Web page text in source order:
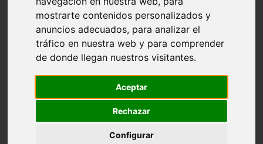
mostrarte contenidos personalizados y
anuncios adecuados, para analizar el
tráfico en nuestra web y para comprender
de donde llegan nuestros visitantes.
Aceptar
Rechazar
Configurar
verano
legislaci n
peluquer a
accesorios
peluquer a canina
complementos
comportamiento
reptiles
adopci n